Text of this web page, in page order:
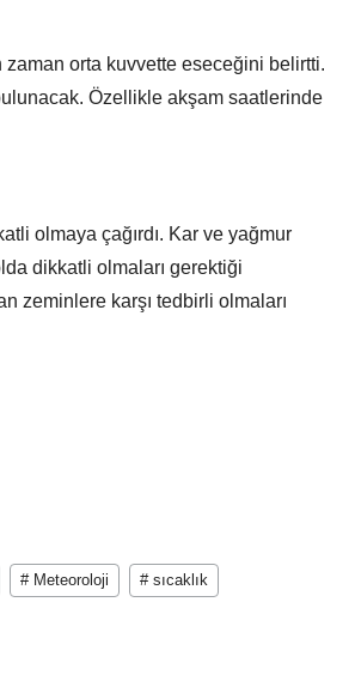
orta kuvvette eseceğini belirtti.
Özellikle akşam saatlerinde
olmaya çağırdı. Kar ve yağmur
dikkatli olmaları gerektiği
zeminlere karşı tedbirli olmaları
# Meteoroloji # sıcaklık